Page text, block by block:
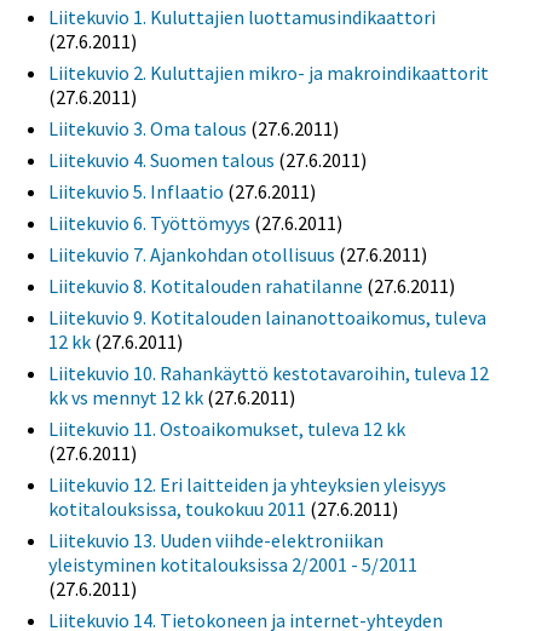
Liitekuvio 1. Kuluttajien luottamusindikaattori
(27.6.2011)
Liitekuvio 2. Kuluttajien mikro- ja makroindikaattorit
(27.6.2011)
Liitekuvio 3. Oma talous (27.6.2011)
Liitekuvio 4. Suomen talous (27.6.2011)
Liitekuvio 5. Inflaatio (27.6.2011)
Liitekuvio 6. Työttömyys (27.6.2011)
Liitekuvio 7. Ajankohdan otollisuus (27.6.2011)
Liitekuvio 8. Kotitalouden rahatilanne (27.6.2011)
Liitekuvio 9. Kotitalouden lainanottoaikomus, tuleva
12 kk (27.6.2011)
Liitekuvio 10. Rahankäyttö kestotavaroihin, tuleva 12
kk vs mennyt 12 kk (27.6.2011)
Liitekuvio 11. Ostoaikomukset, tuleva 12 kk
(27.6.2011)
Liitekuvio 12. Eri laitteiden ja yhteyksien yleisyys
kotitalouksissa, toukokuu 2011 (27.6.2011)
Liitekuvio 13. Uuden viihde-elektroniikan
yleistyminen kotitalouksissa 2/2001 - 5/2011
(27.6.2011)
Liitekuvio 14. Tietokoneen ja internet-yhteyden